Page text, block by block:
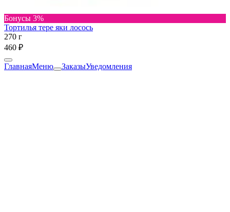
Бонусы 3%
Тортилья тере яки лосось
270 г
460 ₽
ГлавнаяМеню ЗаказыУведомления